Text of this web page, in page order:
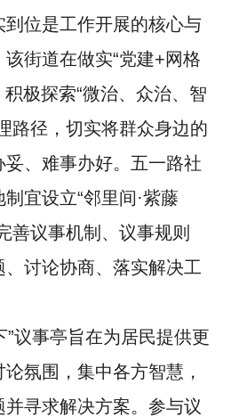
到位是工作开展的核心与
街道在做实“党建+网格
极探索“微治、众治、智
路径，切实将群众身边的
、难事办好。五一路社
宜设立“邻里间·紫藤
善议事机制、议事规则
讨论协商、落实解决工
”议事亭旨在为居民提供更
氛围，集中各方智慧，
寻求解决方案。参与议